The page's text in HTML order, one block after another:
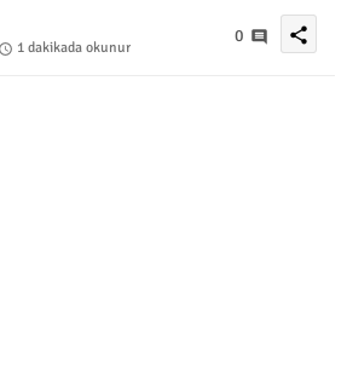
1 dakikada okunur
0 share